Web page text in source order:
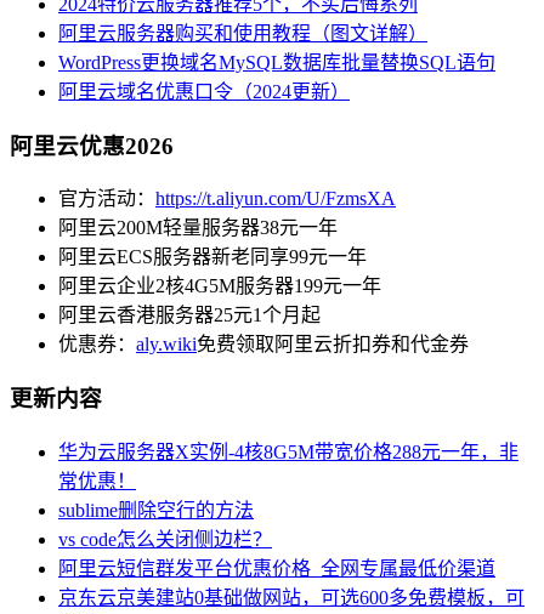
2024特价云服务器推荐5个，不买后悔系列
阿里云服务器购买和使用教程（图文详解）
WordPress更换域名MySQL数据库批量替换SQL语句
阿里云域名优惠口令（2024更新）
阿里云优惠2026
官方活动： https://t.aliyun.com/U/FzmsXA
阿里云200M轻量服务器38元一年
阿里云ECS服务器新老同享99元一年
阿里云企业2核4G5M服务器199元一年
阿里云香港服务器25元1个月起
优惠券： aly.wiki免费领取阿里云折扣券和代金券
更新内容
华为云服务器X实例-4核8G5M带宽价格288元一年，非
常优惠！
sublime删除空行的方法
vs code怎么关闭侧边栏？
阿里云短信群发平台优惠价格_全网专属最低价渠道
京东云京美建站0基础做网站，可选600多免费模板，可